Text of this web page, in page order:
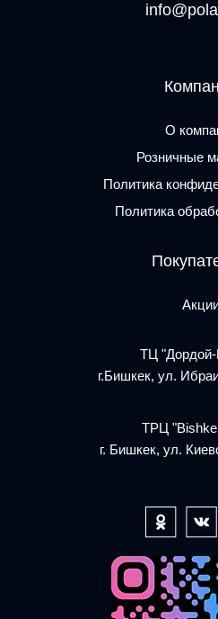
О
Розничные
Политика
Политика
ТЦ
г.Бишкек, ул.
ТРЦ
г. Бишкек, ул.